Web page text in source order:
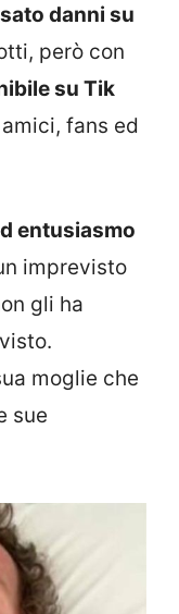
danni su
però con
su Tik
fans ed
entusiasmo
imprevisto
gli ha
moglie che
sue